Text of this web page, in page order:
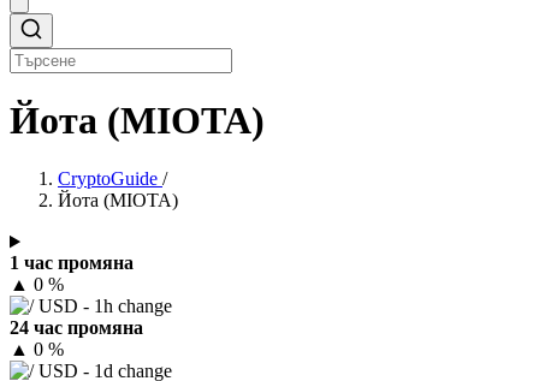
Йота (MIOTA)
CryptoGuide /
Йота (MIOTA)
1 час промяна
▲ 0 %
24 час промяна
▲ 0 %